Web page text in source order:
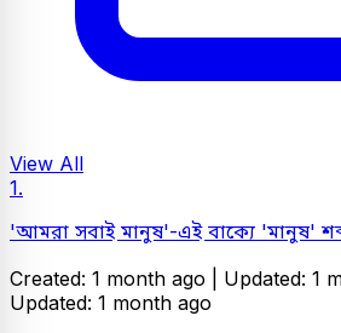
View All
1.
'আমরা সবাই মানুষ'-এই বাক্যে 'মানুষ'
Created: 1 month ago | Updated: 1
Updated: 1 month ago